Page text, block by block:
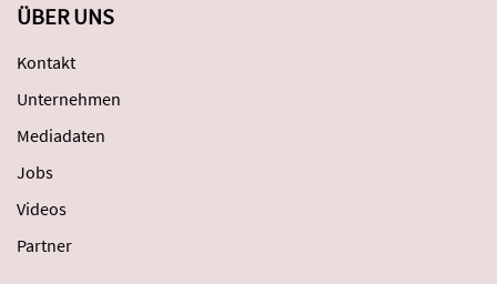
ÜBER UNS
Kontakt
Unternehmen
Mediadaten
Jobs
Videos
Partner